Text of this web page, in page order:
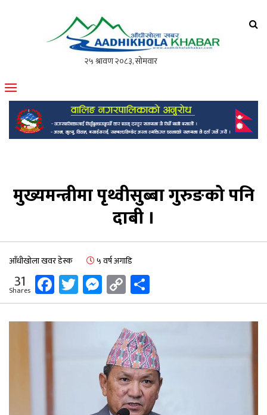
मोफसलकै लोकप्रिय अनलाइन पत्रिका
मुख्यमन्त्रीमा पृथ्वीसुब्बा गुरुङको पनि
दाबी ।
आँधीखोला खवर डेस्क ५ वर्ष अगाडि
31
Shares Facebook
Twitter
Messenger
Copy
Link